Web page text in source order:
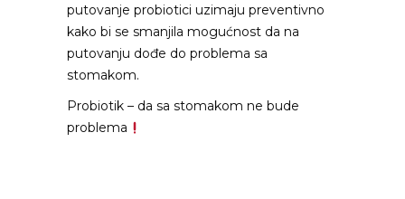
putovanje probiotici uzimaju preventivno
kako bi se smanjila mogućnost da na
putovanju dođe do problema sa
stomakom.
Probiotik – da sa stomakom ne bude
problema